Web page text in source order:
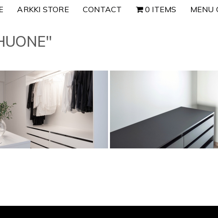
ARKKI STORE CONTACT 0 ITEMS MENU